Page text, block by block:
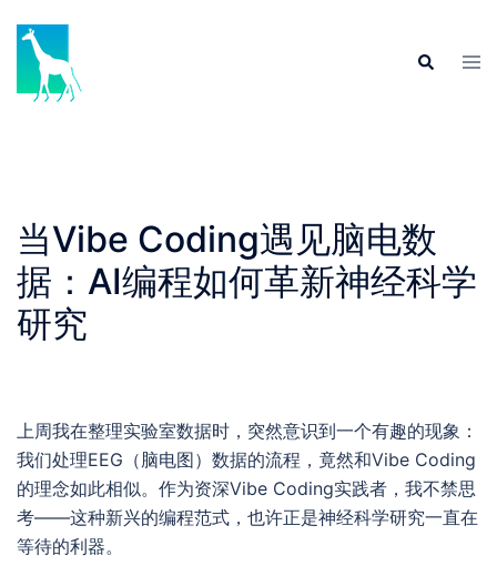
content
Search
当Vibe Coding遇见脑电数
据：AI编程如何革新神经科学
研究
上周我在整理实验室数据时，突然意识到一个有趣的现象：
我们处理EEG（脑电图）数据的流程，竟然和Vibe Coding
的理念如此相似。作为资深Vibe Coding实践者，我不禁思
考——这种新兴的编程范式，也许正是神经科学研究一直在
等待的利器。